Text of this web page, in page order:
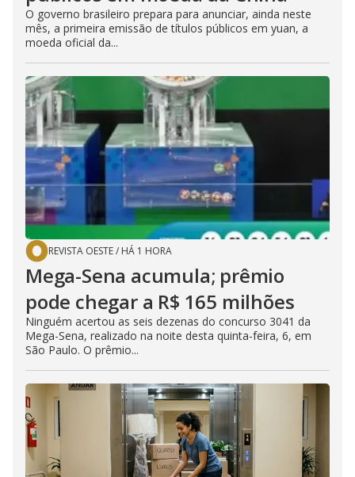
O governo brasileiro prepara para anunciar, ainda neste
mês, a primeira emissão de títulos públicos em yuan, a
moeda oficial da...
REVISTA OESTE/ HÁ 1 HORA
Mega-Sena acumula; prêmio
pode chegar a R$ 165 milhões
Ninguém acertou as seis dezenas do concurso 3041 da
Mega-Sena, realizado na noite desta quinta-feira, 6, em
São Paulo. O prêmio...